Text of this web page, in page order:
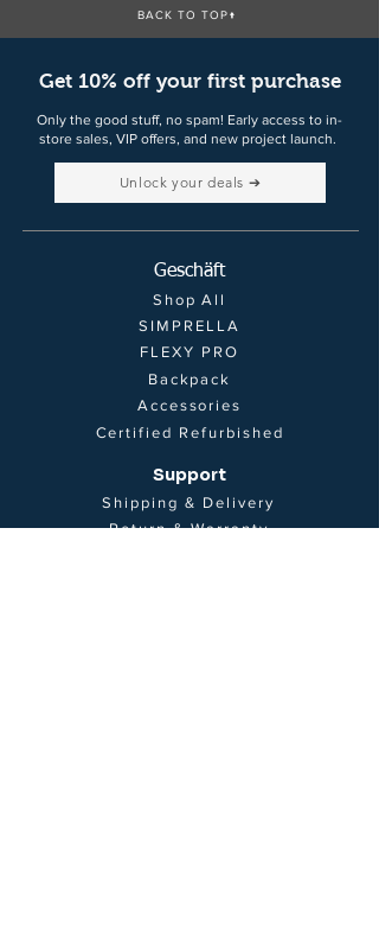
BACK TO TOP↑
Get 10% off your first purchase
Only the good stuff, no spam! Early access to in-
store sales, VIP offers, and new project launch.
Unlock your deals ➔
Geschäft
Shop All
SIMPRELLA
FLEXY PRO
Backpack
Accessories
Certified Refurbished
Support
Shipping & Delivery
Return & Warranty